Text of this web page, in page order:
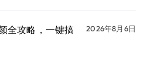
全攻略，一键搞
2026年8月6日